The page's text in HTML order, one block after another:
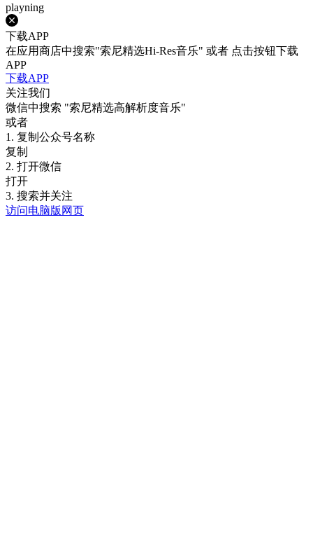
playning
下载APP
在应用商店中搜索"索尼精选Hi-Res音乐" 或者 点击按钮下载
APP
下载APP
关注我们
微信中搜索 "索尼精选高解析度音乐"
或者
1. 复制公众号名称
复制
2. 打开微信
打开
3. 搜索并关注
访问电脑版网页